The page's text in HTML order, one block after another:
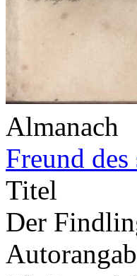
Almanach
Freund
Titel
Der